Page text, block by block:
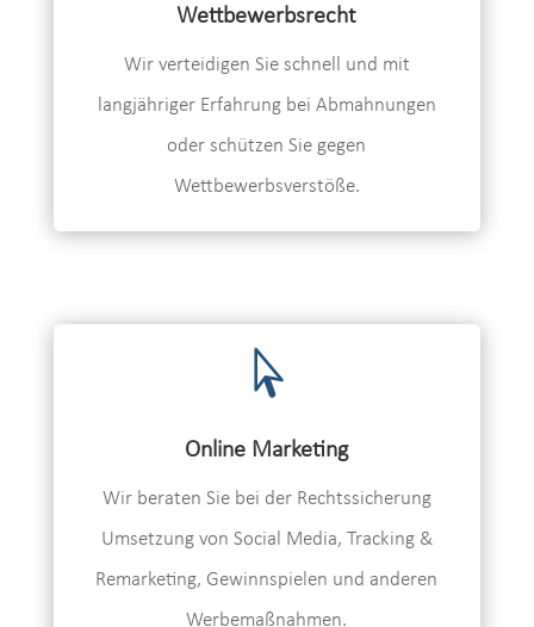
Wettbewerbsrecht
Wir verteidigen Sie schnell und mit
langjähriger Erfahrung bei Abmahnungen
oder schützen Sie gegen
Wettbewerbsverstöße.

Online Marketing
Wir beraten Sie bei der Rechtssicherung
Umsetzung von Social Media, Tracking &
Remarketing, Gewinnspielen und anderen
Werbemaßnahmen.